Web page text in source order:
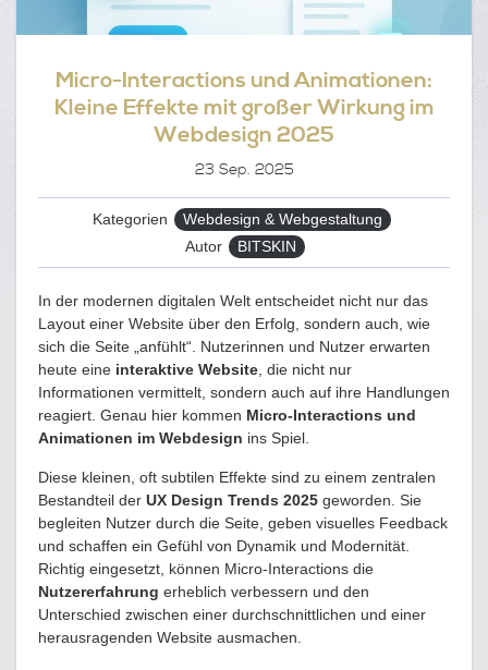
Micro-Interactions und Animationen:
Kleine Effekte mit großer Wirkung im
Webdesign 2025
23 Sep. 2025
Kategorien
Webdesign & Webgestaltung
Autor
BITSKIN
In der modernen digitalen Welt entscheidet nicht nur das
Layout einer Website über den Erfolg, sondern auch, wie
sich die Seite „anfühlt“. Nutzerinnen und Nutzer erwarten
heute eine interaktive Website, die nicht nur
Informationen vermittelt, sondern auch auf ihre Handlungen
reagiert. Genau hier kommen Micro-Interactions und
Animationen im Webdesign ins Spiel.
Diese kleinen, oft subtilen Effekte sind zu einem zentralen
Bestandteil der UX Design Trends 2025 geworden. Sie
begleiten Nutzer durch die Seite, geben visuelles Feedback
und schaffen ein Gefühl von Dynamik und Modernität.
Richtig eingesetzt, können Micro-Interactions die
Nutzererfahrung erheblich verbessern und den
Unterschied zwischen einer durchschnittlichen und einer
herausragenden Website ausmachen.